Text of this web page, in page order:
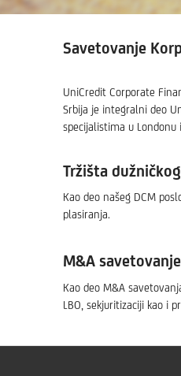
Savetovanje
UniCredit Corporate
Srbija je integralni deo
specijalistima u Londonu
Tržišta
Kao deo našeg DCM
plasiranja.
M&A savetovanje
Kao deo M&A
LBO, sekjuritizaciji kao i